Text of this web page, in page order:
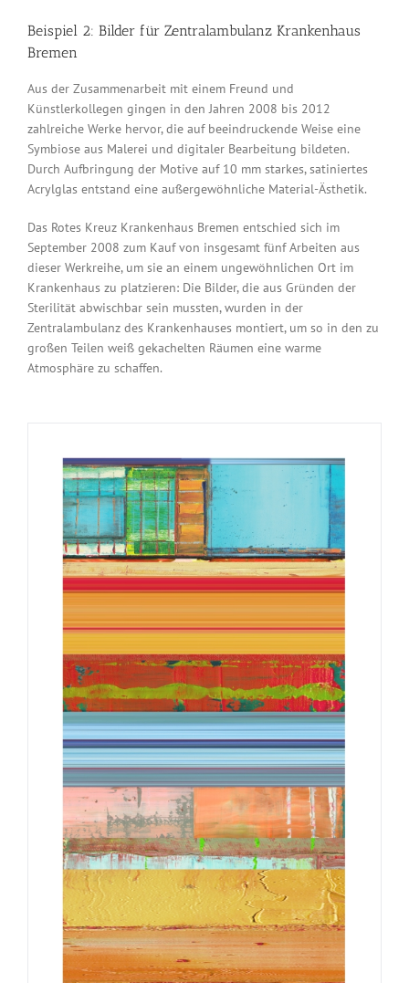
Beispiel 2: Bilder für Zentralambulanz Krankenhaus
Bremen
Aus der Zusammenarbeit mit einem Freund und
Künstlerkollegen gingen in den Jahren 2008 bis 2012
zahlreiche Werke hervor, die auf beeindruckende Weise eine
Symbiose aus Malerei und digitaler Bearbeitung bildeten.
Durch Aufbringung der Motive auf 10 mm starkes, satiniertes
Acrylglas entstand eine außergewöhnliche Material-Ästhetik.
Das Rotes Kreuz Krankenhaus Bremen entschied sich im
September 2008 zum Kauf von insgesamt fünf Arbeiten aus
dieser Werkreihe, um sie an einem ungewöhnlichen Ort im
Krankenhaus zu platzieren: Die Bilder, die aus Gründen der
Sterilität abwischbar sein mussten, wurden in der
Zentralambulanz des Krankenhauses montiert, um so in den zu
großen Teilen weiß gekachelten Räumen eine warme
Atmosphäre zu schaffen.